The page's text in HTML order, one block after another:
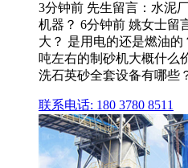
3分钟前 先生留言：水泥
机器？ 6分钟前 姚女士留
大？ 是用电的还是燃油的
吨左右的制砂机大概什么
洗石英砂全套设备有哪些
联系电话: 180 3780 8511